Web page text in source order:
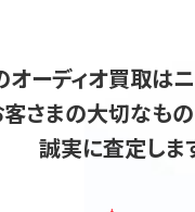
ーディオ買取はニ
さまの大切なもの
誠実に査定しま